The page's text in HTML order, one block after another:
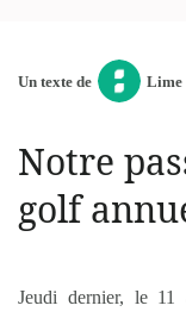
Un texte de Lime
Notre
golf
Jeudi dernier, le